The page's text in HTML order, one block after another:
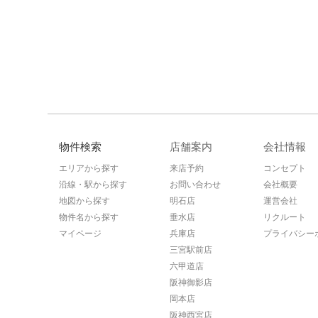
物件検索
エリアから探す
沿線・駅から探す
地図から探す
物件名から探す
マイページ
店舗案内
来店予約
お問い合わせ
明石店
垂水店
兵庫店
三宮駅前店
六甲道店
阪神御影店
岡本店
阪神西宮店
会社情報
コンセプト
会社概要
運営会社
リクルート
プライバシー